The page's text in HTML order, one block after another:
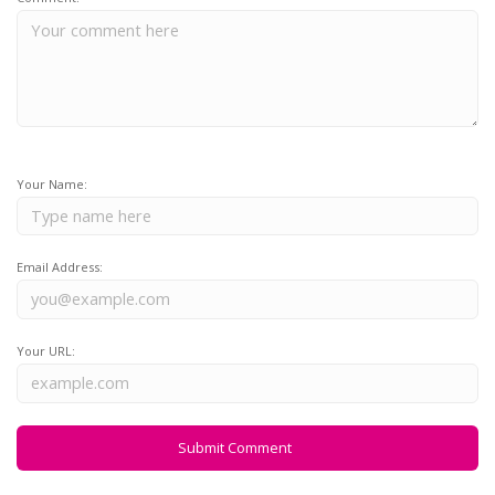
Your Name:
Email Address:
Your URL: